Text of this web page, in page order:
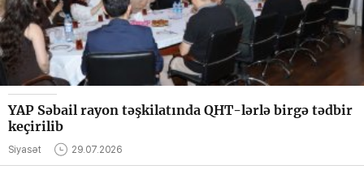
YAP Səbail rayon təşkilatında QHT-lərlə birgə tədbir
keçirilib
Siyasət 29.07.2026